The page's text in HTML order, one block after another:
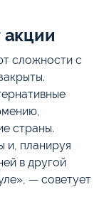
сложности с
страны.
и, планируя
в другой
— советует